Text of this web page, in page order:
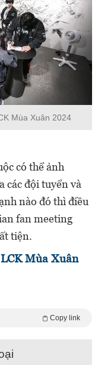
Mùa Xuân 2024
có thể ảnh
các đội tuyển và
nào đó thì điều
fan meeting
tiện.
Mùa Xuân
Copy link